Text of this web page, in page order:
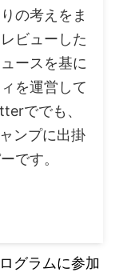
の考えをま
ビューした
ースを基に
を運営して
ででも、
ンプに出掛
です。
グラムに参加